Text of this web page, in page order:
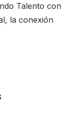
Talento con
la conexión